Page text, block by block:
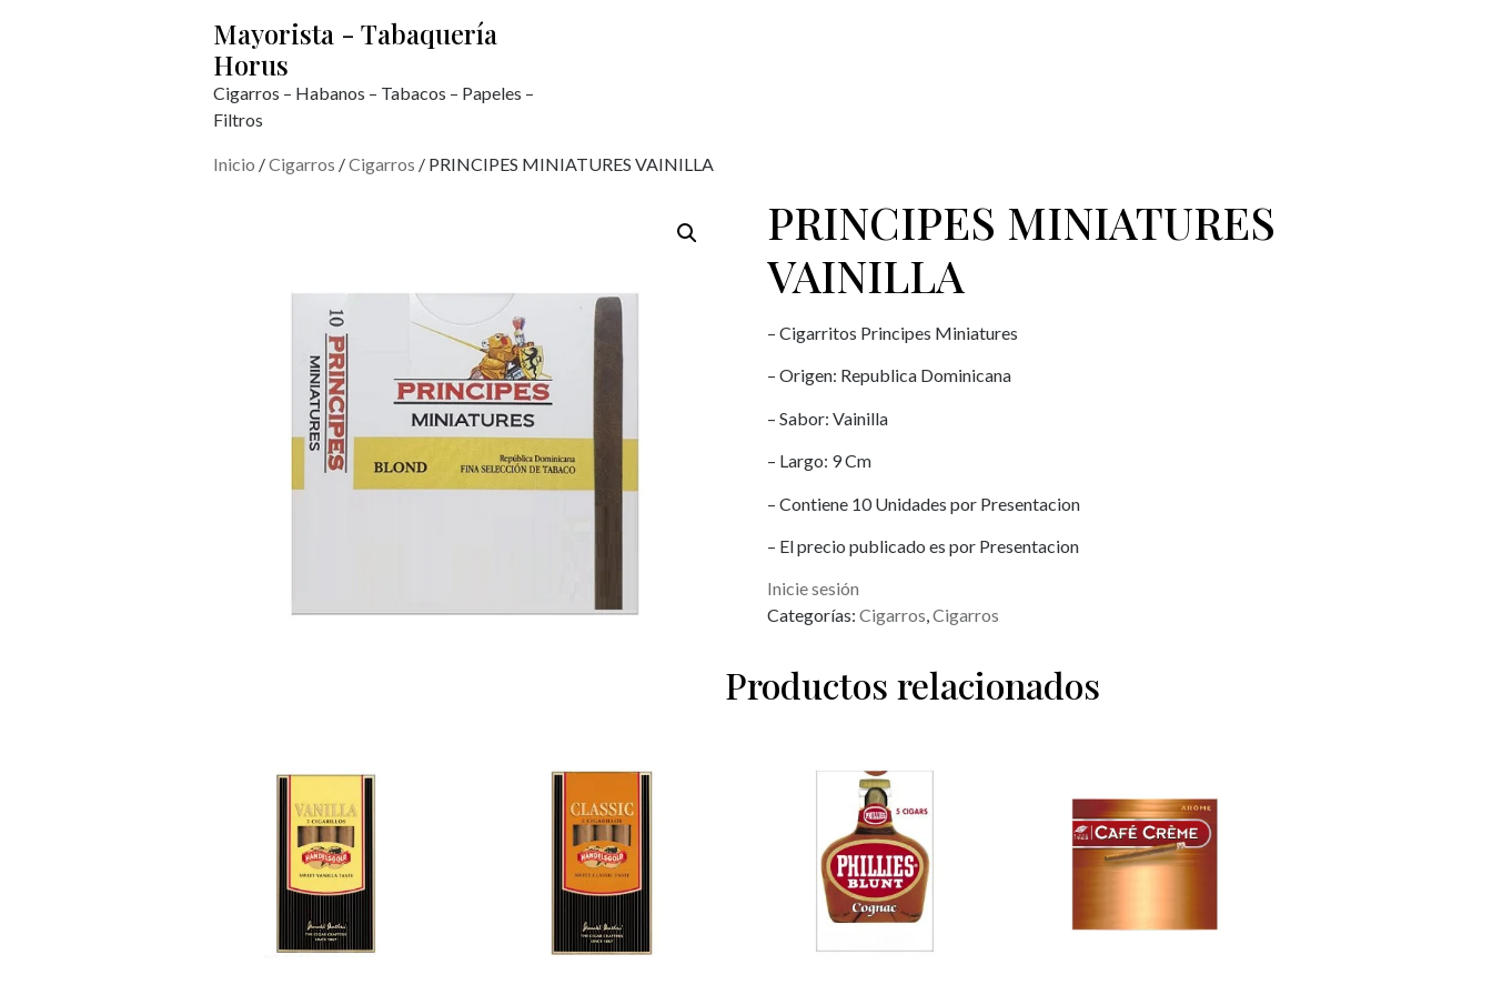
Mayorista - Tabaquería
Horus
Cigarros – Habanos – Tabacos – Papeles –
Filtros
Inicio /Cigarros /Cigarros / PRINCIPES MINIATURES VAINILLA
PRINCIPES MINIATURES
VAINILLA
– Cigarritos Principes Miniatures
– Origen: Republica Dominicana
– Sabor: Vainilla
– Largo: 9 Cm
– Contiene 10 Unidades por Presentacion
– El precio publicado es por Presentacion
Inicie sesión
Categorías:Cigarros,Cigarros
Productos relacionados